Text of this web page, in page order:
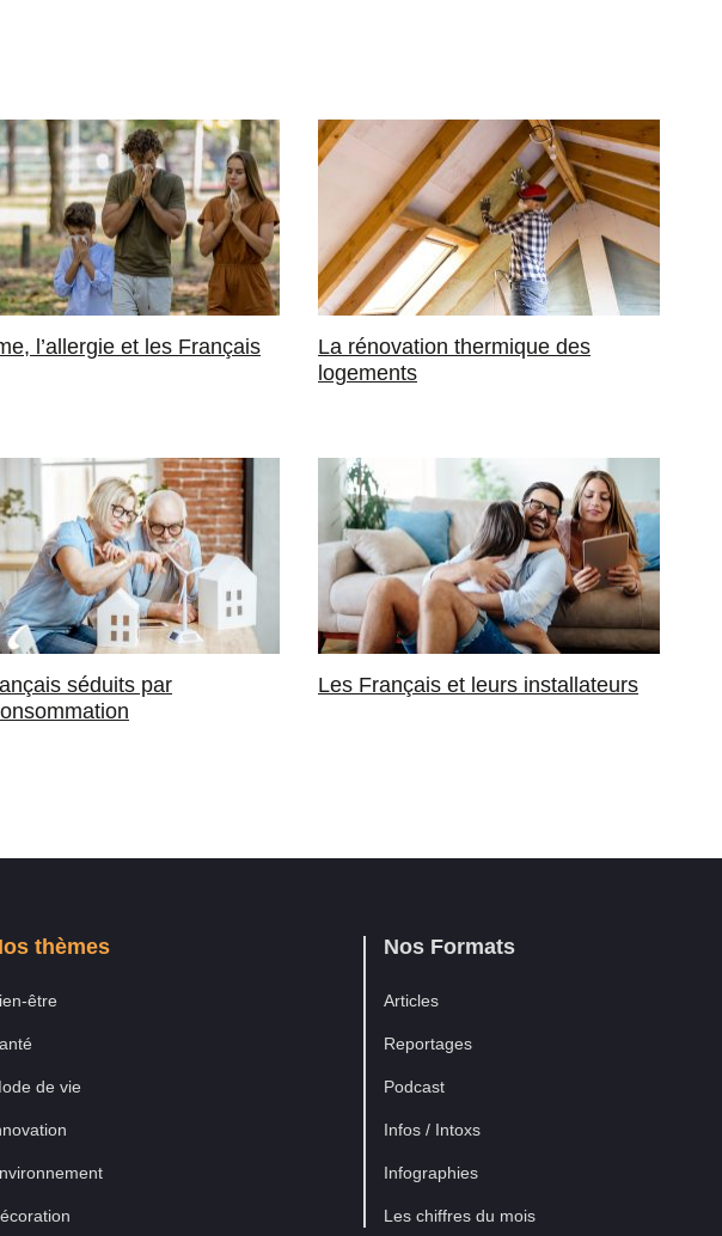
l’allergie et les Français
La rénovation thermique des
logements
séduits par
Les Français et leurs installateurs
thèmes
être
de vie
Nos Formats
Articles
Reportages
Podcast
Infos / Intoxs
Infographies
Les chiffres du mois